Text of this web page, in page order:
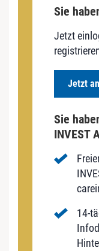
Sie
Jetzt
Jetzt
Sie
INVEST
14-